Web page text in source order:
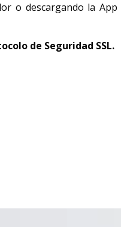
o descargando la
de Seguridad SSL.